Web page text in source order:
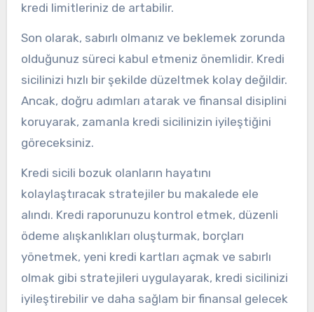
kredi limitleriniz de artabilir.
Son olarak, sabırlı olmanız ve beklemek zorunda
olduğunuz süreci kabul etmeniz önemlidir. Kredi
sicilinizi hızlı bir şekilde düzeltmek kolay değildir.
Ancak, doğru adımları atarak ve finansal disiplini
koruyarak, zamanla kredi sicilinizin iyileştiğini
göreceksiniz.
Kredi sicili bozuk olanların hayatını
kolaylaştıracak stratejiler bu makalede ele
alındı. Kredi raporunuzu kontrol etmek, düzenli
ödeme alışkanlıkları oluşturmak, borçları
yönetmek, yeni kredi kartları açmak ve sabırlı
olmak gibi stratejileri uygulayarak, kredi sicilinizi
iyileştirebilir ve daha sağlam bir finansal gelecek